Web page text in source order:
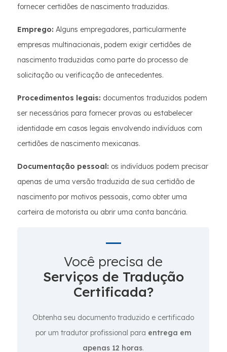
fornecer certidões de nascimento traduzidas.
Emprego: Alguns empregadores, particularmente
empresas multinacionais, podem exigir certidões de
nascimento traduzidas como parte do processo de
solicitação ou verificação de antecedentes.
Procedimentos legais: documentos traduzidos podem
ser necessários para fornecer provas ou estabelecer
identidade em casos legais envolvendo indivíduos com
certidões de nascimento mexicanas.
Documentação pessoal: os indivíduos podem precisar
apenas de uma versão traduzida de sua certidão de
nascimento por motivos pessoais, como obter uma
carteira de motorista ou abrir uma conta bancária.
Você precisa de
Serviços de Tradução
Certificada?
Obtenha seu documento traduzido e certificado
por um tradutor profissional para entrega em
apenas 12 horas.